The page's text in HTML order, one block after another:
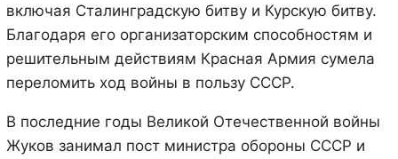
включая Сталинградскую битву и Курскую битву.
Благодаря его организаторским способностям и
решительным действиям Красная Армия сумела
переломить ход войны в пользу СССР.
В последние годы Великой Отечественной войны
Жуков занимал пост министра обороны СССР и